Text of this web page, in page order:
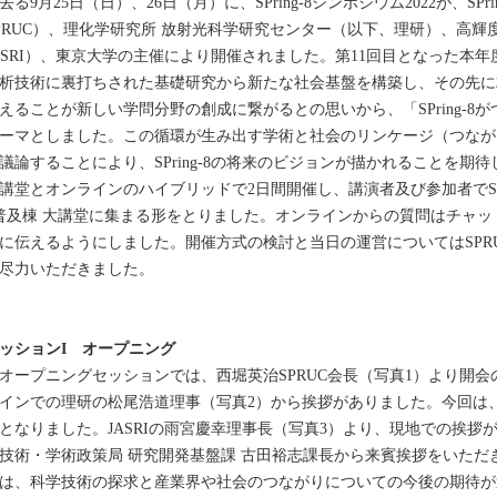
）、理化学研究所 放射光科学研究センター（以下、理研）、高輝
）、東京大学の主催により開催されました。第11回目となった本
技術に裏打ちされた基礎研究から新たな社会基盤を構築し、その先
ることが新しい学問分野の創成に繋がるとの思いから、「SPring-8
マとしました。この循環が生み出す学術と社会のリンケージ（つな
論することにより、SPring-8の将来のビジョンが描かれることを期
堂とオンラインのハイブリッドで2日間開催し、講演者及び参加者で
及棟 大講堂に集まる形をとりました。オンラインからの質問はチャ
伝えるようにしました。開催方式の検討と当日の運営については
力いただきました。
ションI オープニング
プニングセッションでは、西堀英治SPRUC会長（写真1）より開会
ンでの理研の松尾浩道理事（写真2）から挨拶がありました。今回
なりました。JASRIの雨宮慶幸理事長（写真3）より、現地での挨拶
術・学術政策局 研究開発基盤課 古田裕志課長から来賓挨拶をいた
、科学技術の探求と産業界や社会のつながりについての今後の期待